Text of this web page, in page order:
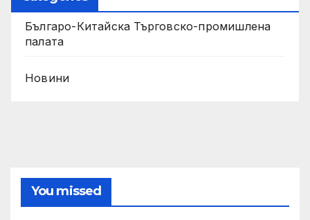
Българо-Китайска Търговско-промишлена
палaта
Новини
You missed